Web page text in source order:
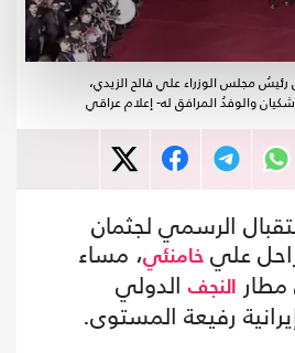
مجلس الوزراء علي فالح الزيدي،
والوفدُ المرافق له- إعلام عراقي
الرسمي لجثمان
علي خامنئي، مساء
مطار
النجف الدولي
رفيعة المستوى.